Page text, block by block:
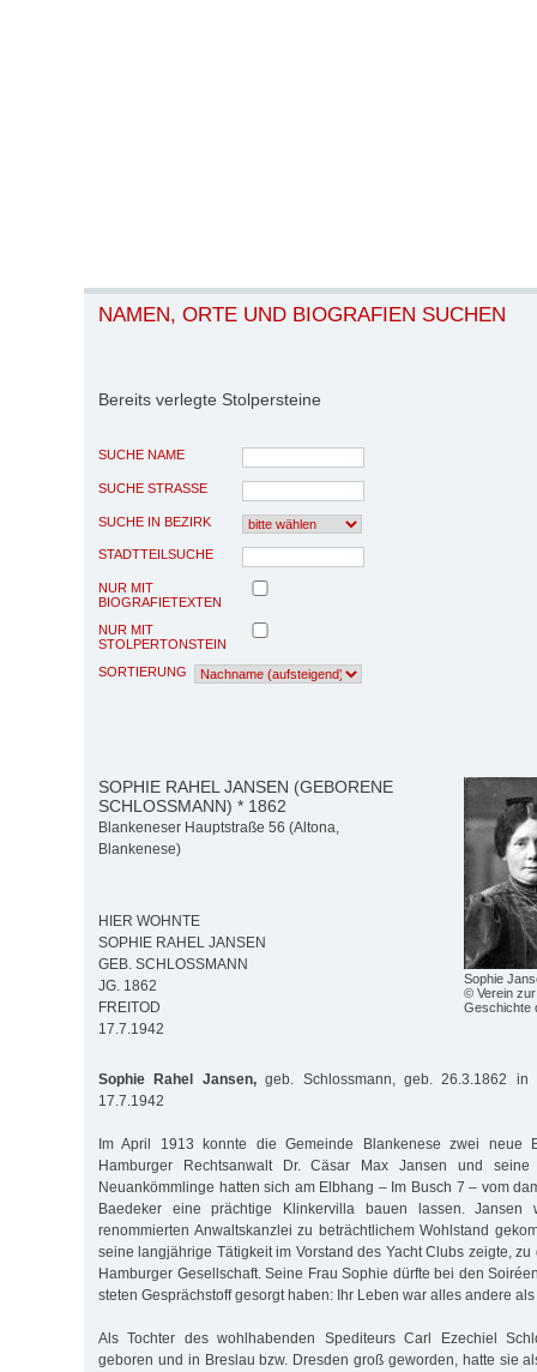
NAMEN, ORTE UND BIOGRAFIEN SUCHEN
Bereits verlegte Stolpersteine
SUCHE NAME
SUCHE STRASSE
SUCHE IN BEZIRK
STADTTEILSUCHE
NUR MIT
BIOGRAFIETEXTEN
NUR MIT
STOLPERTONSTEIN
SORTIERUNG
Sophie
© Verein
Geschichte
SOPHIE RAHEL JANSEN (GEBORENE
SCHLOSSMANN) * 1862
Blankeneser Hauptstraße 56 (Altona,
Blankenese)
HIER WOHNTE
SOPHIE RAHEL JANSEN
GEB. SCHLOSSMANN
JG. 1862
FREITOD
17.7.1942
Sophie Rahel Jansen,geb. Schlossmann, geb. 26.3.1862 in
17.7.1942
Im April 1913 konnte die Gemeinde Blankenese zwei neue
Hamburger Rechtsanwalt Dr. Cäsar Max Jansen und
Neuankömmlinge hatten sich am Elbhang – Im Busch 7 – vom
Baedeker eine prächtige Klinkervilla bauen lassen.
renommierten Anwaltskanzlei zu beträchtlichem Wohlstand
seine langjährige Tätigkeit im Vorstand des Yacht Clubs zeigte,
Hamburger Gesellschaft. Seine Frau Sophie dürfte bei den
steten Gesprächstoff gesorgt haben: Ihr Leben war alles andere
Als Tochter des wohlhabenden Spediteurs Carl Ezechiel
geboren und in Breslau bzw. Dresden groß geworden, hatte sie